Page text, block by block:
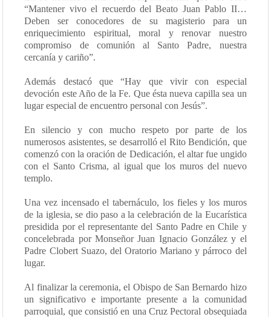
“Mantener vivo el recuerdo del Beato Juan Pablo II…
Deben ser conocedores de su magisterio para un
enriquecimiento espiritual, moral y renovar nuestro
compromiso de comunión al Santo Padre, nuestra
cercanía y cariño”.
Además destacó que “Hay que vivir con especial
devoción este Año de la Fe. Que ésta nueva capilla sea un
lugar especial de encuentro personal con Jesús”.
En silencio y con mucho respeto por parte de los
numerosos asistentes, se desarrolló el Rito Bendición, que
comenzó con la oración de Dedicación, el altar fue ungido
con el Santo Crisma, al igual que los muros del nuevo
templo.
Una vez incensado el tabernáculo, los fieles y los muros
de la iglesia, se dio paso a la celebración de la Eucarística
presidida por el representante del Santo Padre en Chile y
concelebrada por Monseñor Juan Ignacio González y el
Padre Clobert Suazo, del Oratorio Mariano y párroco del
lugar.
Al finalizar la ceremonia, el Obispo de San Bernardo hizo
un significativo e importante presente a la comunidad
parroquial, que consistió en una Cruz Pectoral obsequiada